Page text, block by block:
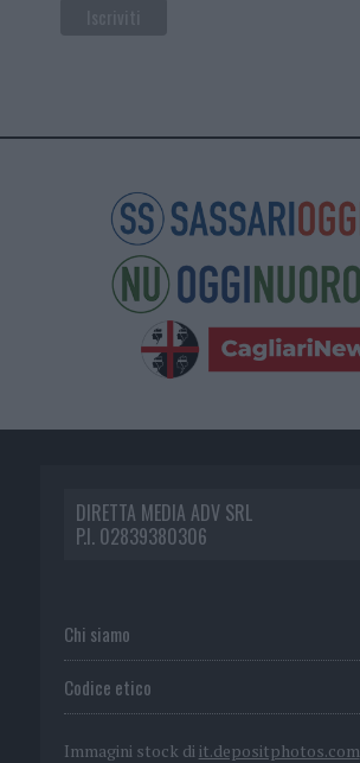
DIRETTA MEDIA ADV SRL
P.I. 02839380306
Chi siamo
Codice etico
Immagini stock di it.depositphotos.com